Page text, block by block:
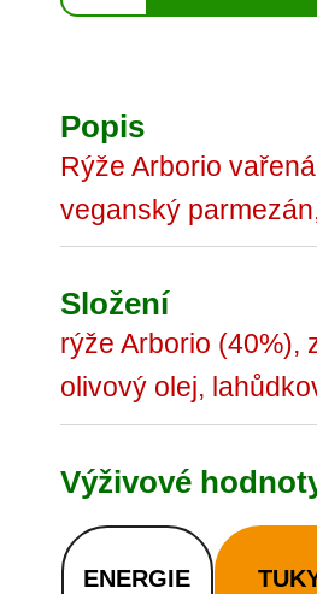
Popis
Rýže Arborio
veganský
Složení
rýže Arborio (40%),
olivový olej,
Výživové
ENERGIE